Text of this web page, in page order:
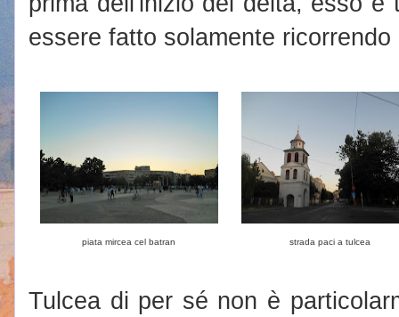
essere fatto solamente
piata mircea cel batran strada paci a tulcea
Tulcea di per sé non è